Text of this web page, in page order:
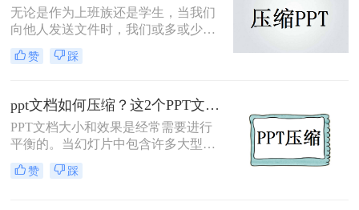
无论是作为上班族还是学生，当我们
向他人发送文件时，我们或多或少都
遇到过PPT文档太大，无法上传的情
况。那么，你通常如何处理这种情况
方法，如果您感兴趣，不妨尝试下小
编分享的ppt压缩方法。
赞 踩
ppt文档如何压缩？这2个PPT文件压缩方法赶紧收藏！
PPT文档大小和效果是经常需要进行
平衡的。当幻灯片中包含许多大型媒
体、动画、图像或视频时，PPT文档
的大小将快速增加，这可能会导致文
赞 踩